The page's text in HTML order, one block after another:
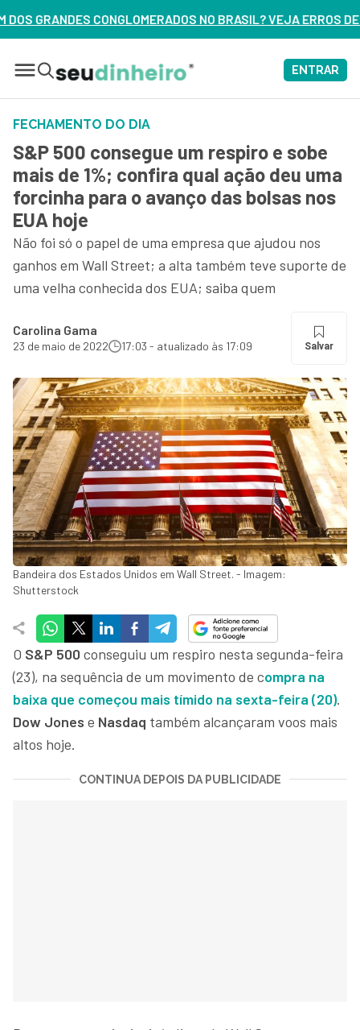
NO BRASIL? VEJA ERROS DE 3 DELES – ASSISTA AGORA
ENTRAR
FECHAMENTO DO DIA
S&P 500 consegue um respiro e sobe
mais de 1%; confira qual ação deu uma
forcinha para o avanço das bolsas nos
EUA hoje
Não foi só o papel de uma empresa que ajudou nos
ganhos em Wall Street; a alta também teve suporte de
uma velha conhecida dos EUA; saiba quem
Carolina Gama
23 de maio de 2022 17:03 - atualizado às 17:09 Salvar
Bandeira dos Estados Unidos em Wall Street. - Imagem:
Shutterstock
O S&P 500 conseguiu um respiro nesta segunda-feira
(23), na sequência de um movimento de compra na
baixa que começou mais tímido na sexta-feira (20).
Dow Jones e Nasdaq também alcançaram voos mais
altos hoje.
CONTINUA DEPOIS DA PUBLICIDADE